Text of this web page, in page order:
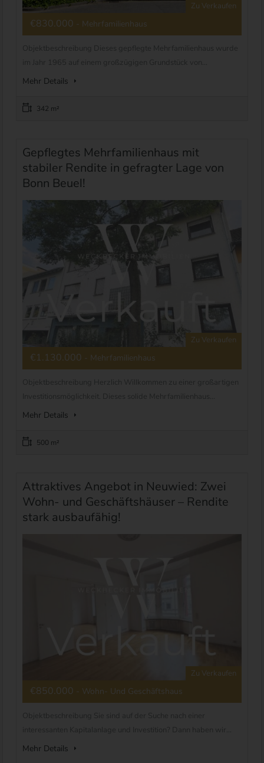
Zu Verkaufen
€830.000 - Mehrfamilienhaus
Mehr Details
342 m²
Gepflegtes Mehrfamilienhaus mit
stabiler Rendite in gefragter Lage von
Bonn Beuel!
Zu Verkaufen
€1.130.000 - Mehrfamilienhaus
Mehr Details
500 m²
Attraktives Angebot in Neuwied: Zwei
Wohn- und Geschäftshäuser – Rendite
stark ausbaufähig!
Zu Verkaufen
€850.000 - Wohn- Und Geschäftshaus
Mehr Details